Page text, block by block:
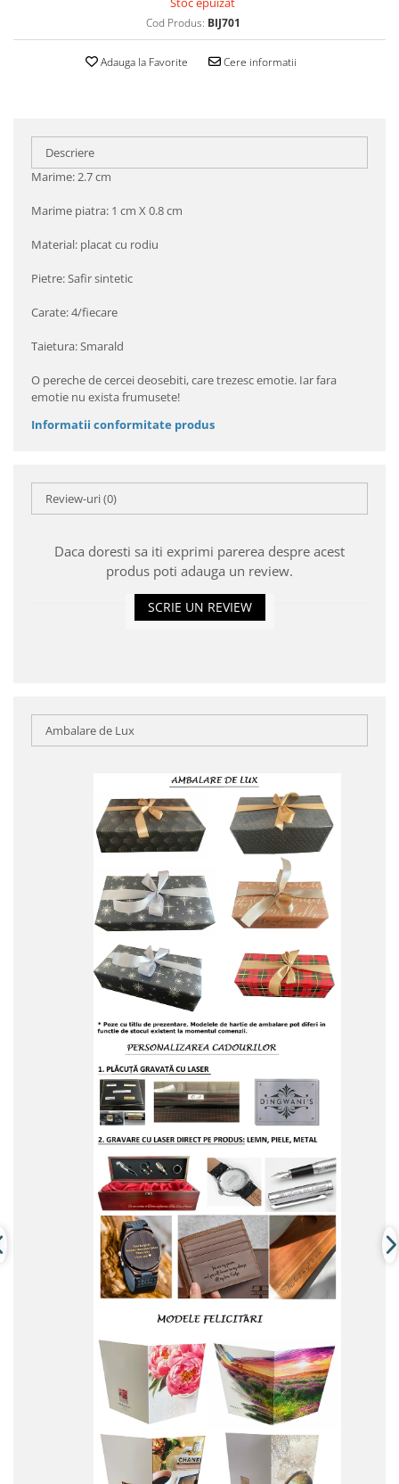
Cod Produs: BIJ701
Adauga la Favorite Cere informatii
Descriere
Marime: 2.7 cm
Marime piatra: 1 cm X 0.8 cm
Material: placat cu rodiu
Pietre: Safir sintetic
Carate: 4/fiecare
Taietura: Smarald
O pereche de cercei deosebiti, care trezesc emotie. Iar fara
emotie nu exista frumusete!
Informatii conformitate produs
Review-uri(0)
Daca doresti sa iti exprimi parerea despre acest
produs poti adauga un review.
SCRIE UN REVIEW
Ambalare de Lux